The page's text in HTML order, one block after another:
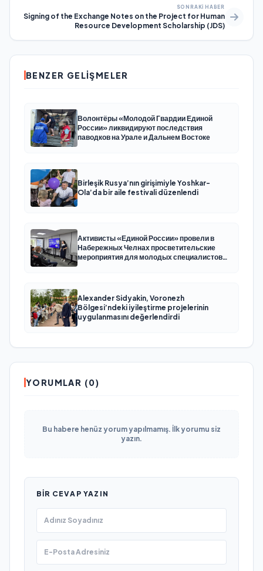
SONRAKI HABER
Signing of the Exchange Notes on the Project for Human
Resource Development Scholarship (JDS)
BENZER GELIŞMELER
Волонтёры «Молодой Гвардии Единой
России» ликвидируют последствия
паводков на Урале и Дальнем Востоке
Birleşik Rusya’nın girişimiyle Yoshkar-
Ola’da bir aile festivali düzenlendi
Активисты «Единой России» провели в
Набережных Челнах просветительские
мероприятия для молодых специалистов
Alexander Sidyakin, Voronezh
Bölgesi’ndeki iyileştirme projelerinin
uygulanmasını değerlendirdi
YORUMLAR (0)
Bu habere henüz yorum yapılmamış. İlk yorumu siz
yazın.
BIR CEVAP YAZIN